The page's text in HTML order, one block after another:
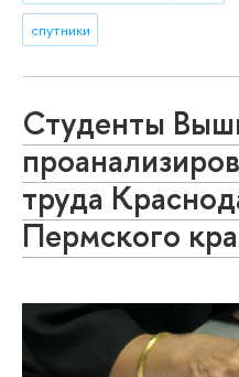
спутники
Студенты
труда
Пермского